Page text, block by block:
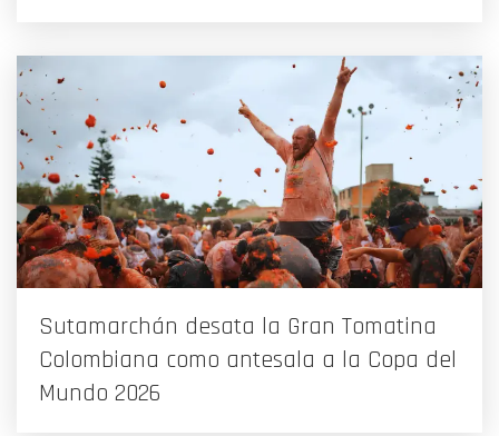
Sutamarchán desata la Gran Tomatina
Colombiana como antesala a la Copa del
Mundo 2026